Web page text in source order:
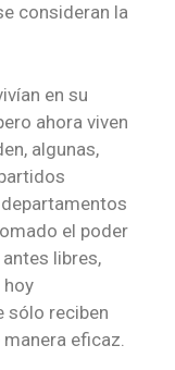
consideran la
en su
ahora viven
algunas,
el poder
libres,
sólo reciben
eficaz.